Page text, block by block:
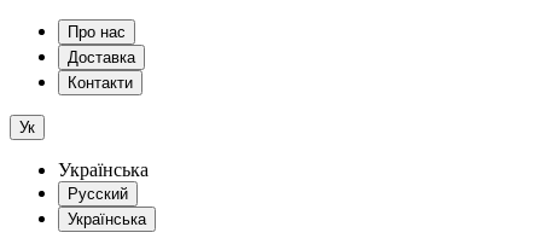
Про нас
Доставка
Контакти
Ук
Українська
Русский
Українська